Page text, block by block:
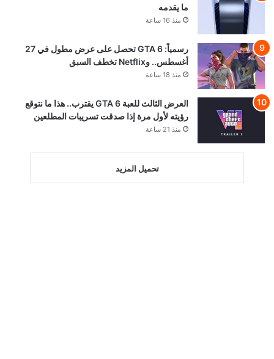
ما يقدمه
منذ 16 ساعة
رسمياً: GTA 6 تحصل على عرض مطول في 27
أغسطس.. وNetflix تخطف السبق
منذ 18 ساعة
العرض الثالث للعبة GTA 6 يقترب.. هذا ما نتوقع
رؤيته لأول مرة إذا صدقت تسريبات المطلعين
منذ 21 ساعة
تحميل المزيد